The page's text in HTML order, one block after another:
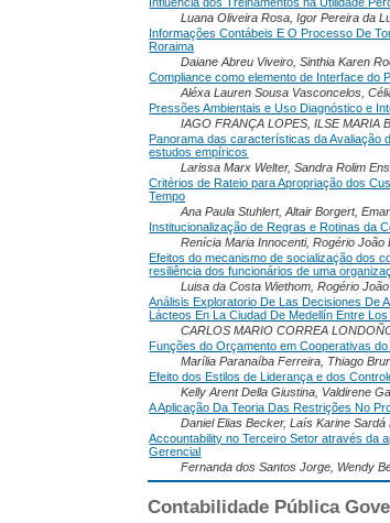
Luana Oliveira Rosa, Igor Pereira da
Informações Contábeis E O Processo De
Roraima
Daiane Abreu Viveiro, Sinthia Karen
Compliance como elemento de Interface do
Aléxa Lauren Sousa Vasconcelos,
Pressões Ambientais e Uso Diagnóstico e
IAGO FRANÇA LOPES, ILSE MARIA
Panorama das características da Avaliação
estudos empíricos
Larissa Marx Welter, Sandra Rolim
Critérios de Rateio para Apropriação dos
Tempo
Ana Paula Stuhlert, Altair Borgert,
Institucionalização de Regras e Rotinas da
Renícia Maria Innocenti, Rogério
Efeitos do mecanismo de socialização dos
resiliência dos funcionários de uma
Luisa da Costa Wiethom, Rogério
Análisis Exploratorio De Las Decisiones De
Lácteos En La Ciudad De Medellín Entre
CARLOS MARIO CORREA
Funções do Orçamento em Cooperativas do
Marília Paranaíba Ferreira, Thiago
Efeito dos Estilos de Liderança e dos
Kelly Arent Della Giustina, Valdirene
A Aplicação Da Teoria Das Restrições No
Daniel Elias Becker, Laís Karine
Accountability no Terceiro Setor através da
Gerencial
Fernanda dos Santos Jorge, Wendy
Contabilidade Pública